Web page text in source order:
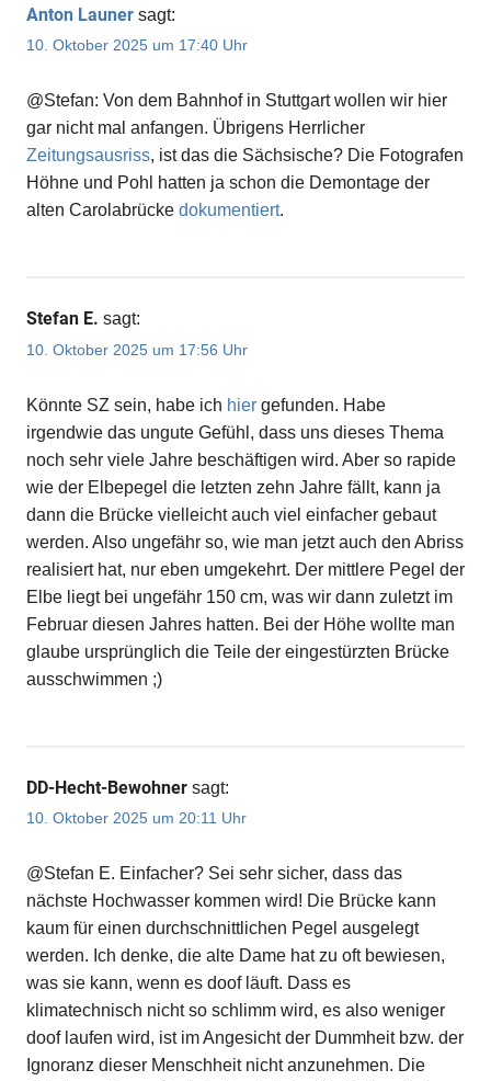
Anton Launer sagt:
10. Oktober 2025 um 17:40 Uhr
@Stefan: Von dem Bahnhof in Stuttgart wollen wir hier
gar nicht mal anfangen. Übrigens Herrlicher
Zeitungsausriss, ist das die Sächsische? Die Fotografen
Höhne und Pohl hatten ja schon die Demontage der
alten Carolabrücke dokumentiert.
Stefan E. sagt:
10. Oktober 2025 um 17:56 Uhr
Könnte SZ sein, habe ich hier gefunden. Habe
irgendwie das ungute Gefühl, dass uns dieses Thema
noch sehr viele Jahre beschäftigen wird. Aber so rapide
wie der Elbepegel die letzten zehn Jahre fällt, kann ja
dann die Brücke vielleicht auch viel einfacher gebaut
werden. Also ungefähr so, wie man jetzt auch den Abriss
realisiert hat, nur eben umgekehrt. Der mittlere Pegel der
Elbe liegt bei ungefähr 150 cm, was wir dann zuletzt im
Februar diesen Jahres hatten. Bei der Höhe wollte man
glaube ursprünglich die Teile der eingestürzten Brücke
ausschwimmen ;)
DD-Hecht-Bewohner sagt:
10. Oktober 2025 um 20:11 Uhr
@Stefan E. Einfacher? Sei sehr sicher, dass das
nächste Hochwasser kommen wird! Die Brücke kann
kaum für einen durchschnittlichen Pegel ausgelegt
werden. Ich denke, die alte Dame hat zu oft bewiesen,
was sie kann, wenn es doof läuft. Dass es
klimatechnisch nicht so schlimm wird, es also weniger
doof laufen wird, ist im Angesicht der Dummheit bzw. der
Ignoranz dieser Menschheit nicht anzunehmen. Die